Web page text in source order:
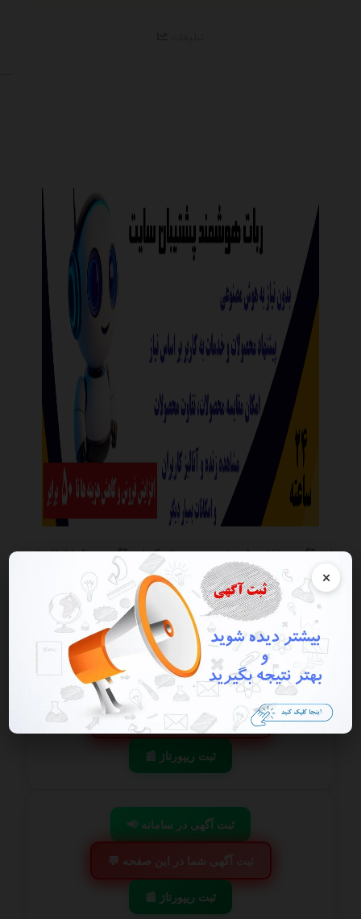
×
این آگهی منقضی شده است در صورتی که این آگهی به شما تعلق دارد
هرچه سریعتر به پنل کاربری خود مراجعه و اقدام به فعال سازی آن نمایید
گزارش آگهی ذخیره
📢 ثبت آگهی در سامانه
💬 ثبت آگهی شما در این صفحه
📰 ثبت ریپورتاژ
📢 ثبت آگهی در سامانه
💬 ثبت آگهی شما در این صفحه
📰 ثبت ریپورتاژ